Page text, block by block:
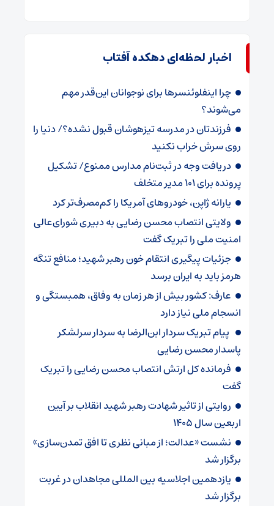
اخبار لحظه‌ای دهکده آفتاب
چرا اینفلوئنسرها برای نوجوانان این‌قدر مهم
می‌شوند؟
فرزندتان در مدرسه تیزهوشان قبول نشده؟/ دنیا را
روی سرش خراب نکنید
دریافت وجه در ثبت‌نام مدارس ممنوع/ تشکیل
پرونده برای ۱۰۱ مدیر متخلف
یارانه ژاپن، خودروهای آمریکا را کم‌مصرف‌تر کرد
ولایتی انتصاب محسن رضایی به دبیری شورای‌عالی
امنیت ملی را تبریک گفت
جزئیات پیگیری انتقام خون رهبر شهید؛ منافع تنگه
هرمز باید به ایران برسد
عارف: کشور بیش از هر زمان به وفاق، همبستگی و
انسجام ملی نیاز دارد
پیام تبریک سردار ابن‌الرضا به سردار سرلشکر
پاسدار محسن رضایی
فرمانده کل ارتش انتصاب محسن رضایی را تبریک
گفت
روایتی از تاثیر شهادت رهبر شهید انقلاب بر آیین
اربعین سال ۱۴۰۵
نشست «عدالت؛ از مبانی نظری تا افق تمدن‌سازی»
برگزار شد
یازدهمین اجلاسیه بین المللی مجاهدان در غربت
برگزار شد